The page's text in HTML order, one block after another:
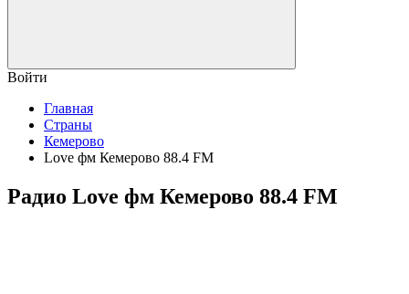
Войти
Главная
Страны
Кемерово
Love фм Кемерово 88.4 FM
Радио Love фм Кемерово 88.4 FM